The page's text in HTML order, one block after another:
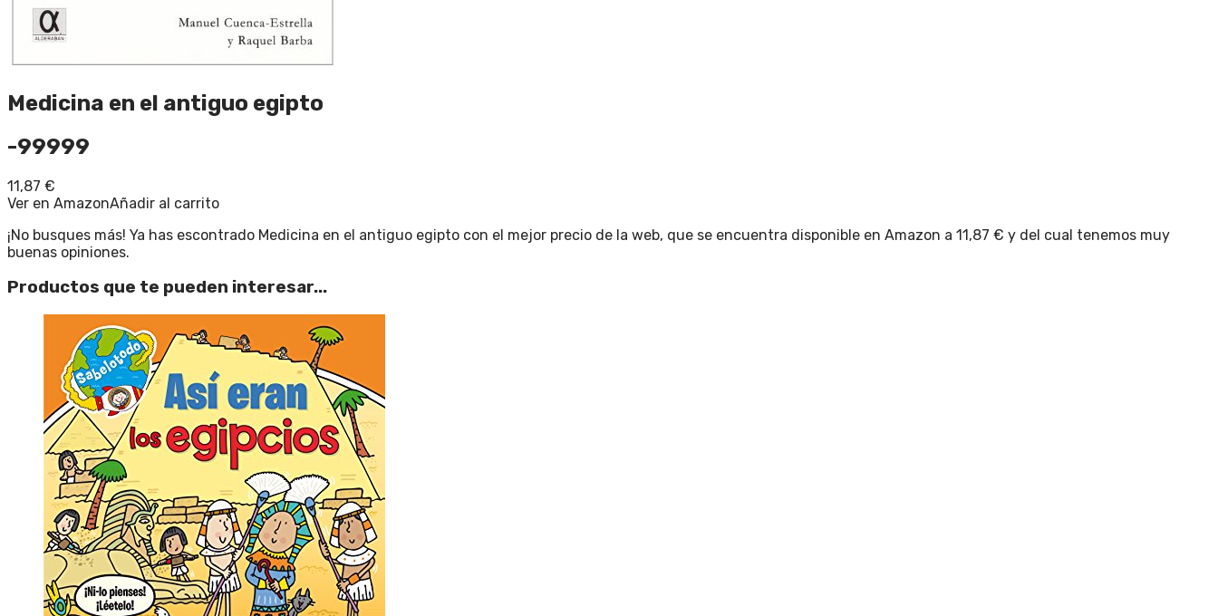
Medicina en el antiguo egipto
-99999
11,87 €
Ver en AmazonAñadir al carrito
¡No busques más! Ya has escontrado Medicina en el antiguo egipto con el mejor precio de la web, que se encuentra disponible en Amazon a 11,87 € y del cual tenemos muy
buenas opiniones.
Productos que te pueden interesar...